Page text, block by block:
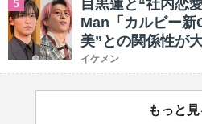
5
目黒蓮と“社内恋
Man「カルビー新
美”との関係性が
イケメン
もっと見